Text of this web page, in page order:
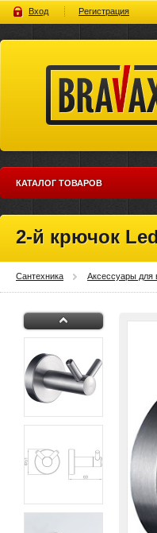
Вход Регистрация
всей россии
КАТАЛОГ ТОВАРОВ
2-й крючок
Сантехника Аксессуары для